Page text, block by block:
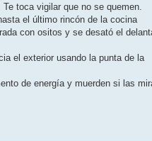
toca vigilar que no se quemen.
el último rincón de la cocina
con ositos y se desató el
el exterior usando la punta de la
de energía y muerden si las